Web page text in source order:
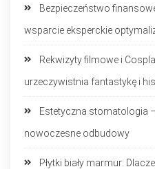
Bezpieczeństwo
wsparcie eksperckie
Rekwizyty filmowe i
urzeczywistnia fantastykę i
Estetyczna stomatologia
nowoczesne odbudowy
Płytki biały marmur: